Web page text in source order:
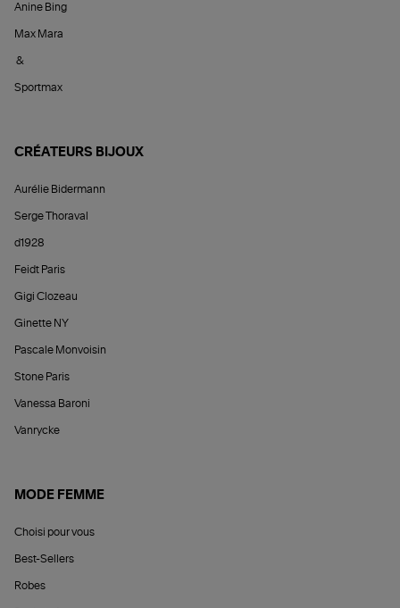
Anine Bing
Max Mara
&
Sportmax
CRÉATEURS BIJOUX
Aurélie Bidermann
Serge Thoraval
d1928
Feidt Paris
Gigi Clozeau
Ginette NY
Pascale Monvoisin
Stone Paris
Vanessa Baroni
Vanrycke
MODE FEMME
Choisi pour vous
Best-Sellers
Robes